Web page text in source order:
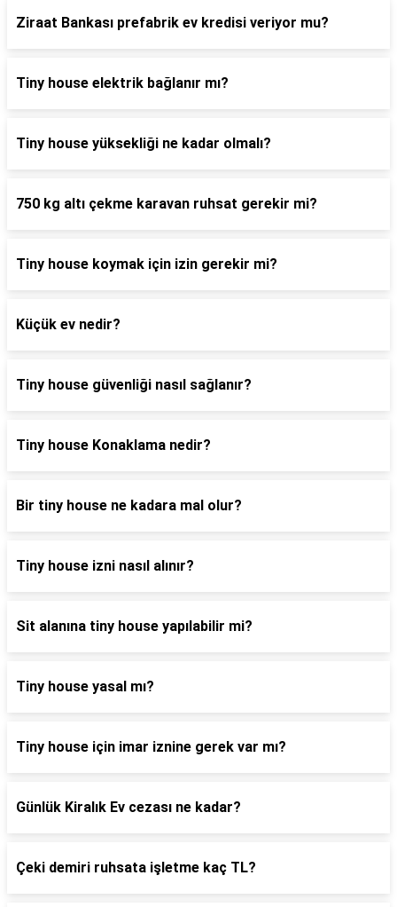
Ziraat Bankası prefabrik ev kredisi veriyor mu?
Tiny house elektrik bağlanır mı?
Tiny house yüksekliği ne kadar olmalı?
750 kg altı çekme karavan ruhsat gerekir mi?
Tiny house koymak için izin gerekir mi?
Küçük ev nedir?
Tiny house güvenliği nasıl sağlanır?
Tiny house Konaklama nedir?
Bir tiny house ne kadara mal olur?
Tiny house izni nasıl alınır?
Sit alanına tiny house yapılabilir mi?
Tiny house yasal mı?
Tiny house için imar iznine gerek var mı?
Günlük Kiralık Ev cezası ne kadar?
Çeki demiri ruhsata işletme kaç TL?